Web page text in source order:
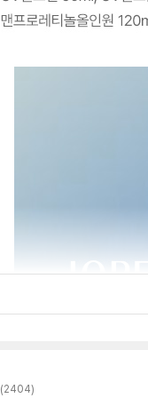
(2404)